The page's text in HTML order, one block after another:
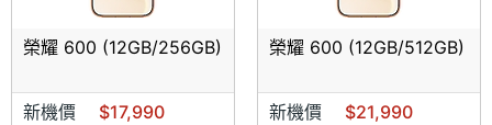
榮耀 600 (12GB/256GB)
新機價
$17,990
榮耀 600 (12GB/512GB)
新機價
$21,990